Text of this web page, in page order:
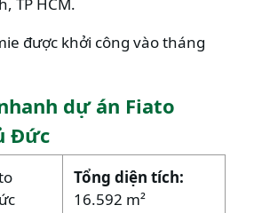
được khởi công vào tháng
dự án Fiato
Đức
Tổng diện tích:
16.592 m²